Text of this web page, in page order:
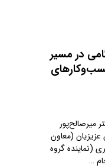
در مسیر
میرصالح‌پور
(معاون
(نماینده گروه
…